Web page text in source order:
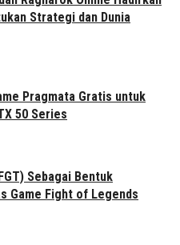
Strategi dan Dunia
Pragmata Gratis untuk
50 Series
Sebagai Bentuk
Game Fight of Legends